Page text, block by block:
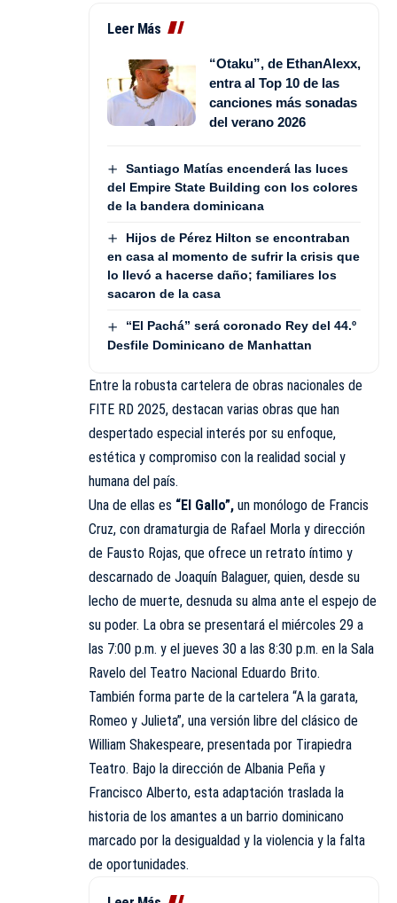
Leer Más
“Otaku”, de EthanAlexx,
entra al Top 10 de las
canciones más sonadas
del verano 2026
Santiago Matías encenderá las luces
del Empire State Building con los colores
de la bandera dominicana
Hijos de Pérez Hilton se encontraban
en casa al momento de sufrir la crisis que
lo llevó a hacerse daño; familiares los
sacaron de la casa
“El Pachá” será coronado Rey del 44.º
Desfile Dominicano de Manhattan
Entre la robusta cartelera de obras nacionales de
FITE RD 2025, destacan varias obras que han
despertado especial interés por su enfoque,
estética y compromiso con la realidad social y
humana del país.
Una de ellas es “El Gallo”, un monólogo de Francis
Cruz, con dramaturgia de Rafael Morla y dirección
de Fausto Rojas, que ofrece un retrato íntimo y
descarnado de Joaquín Balaguer, quien, desde su
lecho de muerte, desnuda su alma ante el espejo de
su poder. La obra se presentará el miércoles 29 a
las 7:00 p.m. y el jueves 30 a las 8:30 p.m. en la Sala
Ravelo del Teatro Nacional Eduardo Brito.
También forma parte de la cartelera “A la garata,
Romeo y Julieta”, una versión libre del clásico de
William Shakespeare, presentada por Tirapiedra
Teatro. Bajo la dirección de Albania Peña y
Francisco Alberto, esta adaptación traslada la
historia de los amantes a un barrio dominicano
marcado por la desigualdad y la violencia y la falta
de oportunidades.